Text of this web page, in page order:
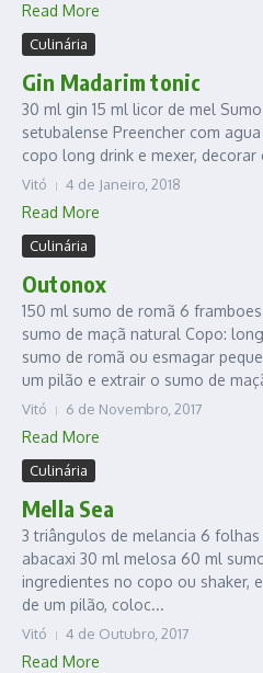
Read More
Culinária
Gin Madarim tonic
30 ml gin 15 ml licor de mel
setubalense Preencher com
copo long drink e mexer,
Vitó 4 de Janeiro, 2018
Read More
Culinária
Outonox
150 ml sumo de romã 6
sumo de maçã natural Copo:
sumo de romã ou esmagar
um pilão e extrair o sumo de
Vitó 6 de Novembro, 2017
Read More
Culinária
Mella Sea
3 triângulos de melancia 6
abacaxi 30 ml melosa 60 ml
ingredientes no copo ou shaker,
de um pilão, coloc...
Vitó 4 de Outubro, 2017
Read More